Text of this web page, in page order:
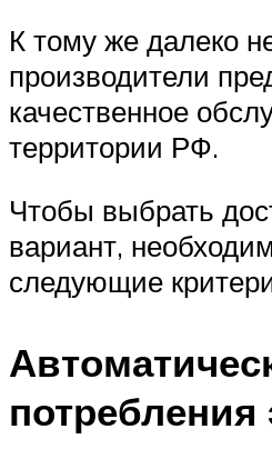
К тому же далеко
производители
качественное
территории РФ.
Чтобы выбрать
вариант,
следующие
потребления